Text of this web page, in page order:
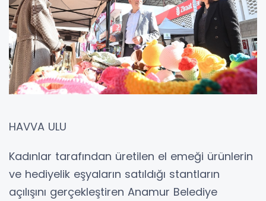
HAVVA ULU
Kadınlar tarafından üretilen el emeği ürünlerin
ve hediyelik eşyaların satıldığı stantların
açılışını gerçekleştiren Anamur Belediye